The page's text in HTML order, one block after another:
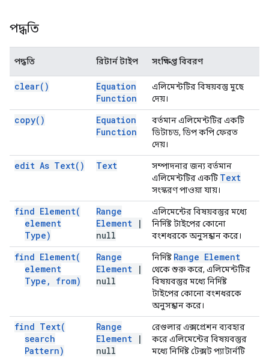
পদ্ধতি
পদ্ধতি রিটার্ন টাইপ সংক্ষিপ্ত বিবরণ
clear( )
Equation
Function
এলিমেন্টটির বিষয়বস্তু মুছে
দেয়।
copy( )
Equation
Function
বর্তমান এলিমেন্টটির একটি
ডিটাচড, ডিপ কপি ফেরত
দেয়।
edit As Text( ) Text
সম্পাদনার জন্য বর্তমান
এলিমেন্টটির একটি Text
সংস্করণ পাওয়া যায়।
find Element(
element
Type)
Range
Element
|
null
এলিমেন্টের বিষয়বস্তুর মধ্যে
নির্দিষ্ট টাইপের কোনো
বংশধরকে অনুসন্ধান করে।
find Element(
element
Type , from)
Range
Element
|
null
নির্দিষ্ট Range Element
থেকে শুরু করে, এলিমেন্টটির
বিষয়বস্তুর মধ্যে নির্দিষ্ট
টাইপের কোনো বংশধরকে
অনুসন্ধান করে।
find Text(
search
Pattern)
Range
Element
|
null
রেগুলার এক্সপ্রেশন ব্যবহার
করে এলিমেন্টের বিষয়বস্তুর
মধ্যে নির্দিষ্ট টেক্সট প্যাটার্নটি